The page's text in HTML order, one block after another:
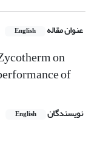
عنوان مقاله English
on
of
نویسندگان English